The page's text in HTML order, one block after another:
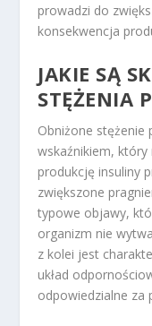
prowadzi do
konsekwencja
JAKIE SĄ
STĘŻENIA
Obniżone stężenie
wskaźnikiem,
produkcję insuliny
zwiększone
typowe objawy,
organizm nie
z kolei jest
układ
odpowiedzialne za